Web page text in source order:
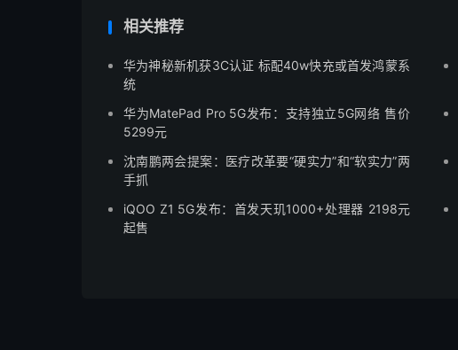
相关推荐
华为神秘新机获3C认证 标配40w快充或首发鸿蒙系
统
华为MatePad Pro 5G发布：支持独立5G网络 售价
5299元
沈南鹏两会提案：医疗改革要“硬实力”和“软实力”两
手抓
iQOO Z1 5G发布：首发天玑1000+处理器 2198元
起售